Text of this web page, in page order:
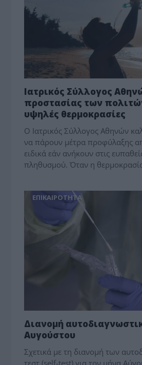
Ιατρικός Σύλλογος
προστασίας των
υψηλές θερμοκρασίες
Ο Ιατρικός Σύλλογος Αθηνών
να πάρουν μέτρα προφύλαξης
ειδικά εάν ανήκουν στις
πληθυσμού. Όταν η
ΕΠΙΚΑΙΡΟΤΗΤΑ
Διανομή
Αυγούστου
Σχετικά με τη διανομή των